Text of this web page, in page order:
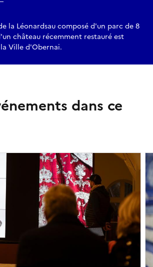
la Léonardsau composé d'un parc de 8
château récemment restauré est
Ville d'Obernai.
dans ce